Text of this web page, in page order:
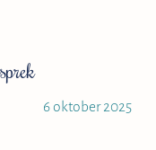
6 oktober 2025